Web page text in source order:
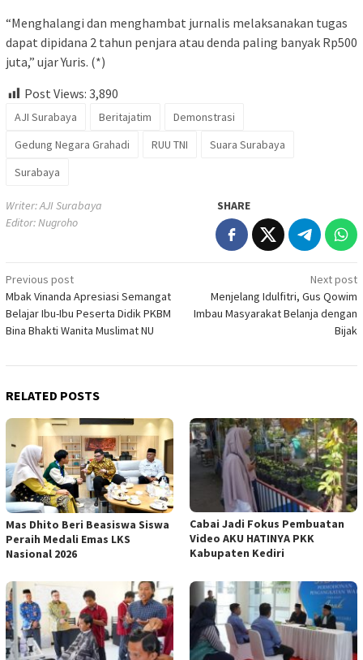
“Menghalangi dan menghambat jurnalis melaksanakan tugas
dapat dipidana 2 tahun penjara atau denda paling banyak Rp500
juta,” ujar Yuris. (*)
Post Views: 3,890
AJI Surabaya Beritajatim
Demonstrasi
Gedung Negara Grahadi
RUU TNI
Suara Surabaya
Surabaya
Writer: AJI Surabaya
Editor: Nugroho
SHARE
Post
navigation
Previous post
Mbak Vinanda Apresiasi Semangat
Belajar Ibu-Ibu Peserta Didik PKBM
Bina Bhakti Wanita Muslimat NU
Next post
Menjelang Idulfitri, Gus Qowim
Imbau Masyarakat Belanja dengan
Bijak
RELATED POSTS
Mas Dhito Beri Beasiswa Siswa
Peraih Medali Emas LKS
Nasional 2026
Cabai Jadi Fokus Pembuatan
Video AKU HATINYA PKK
Kabupaten Kediri